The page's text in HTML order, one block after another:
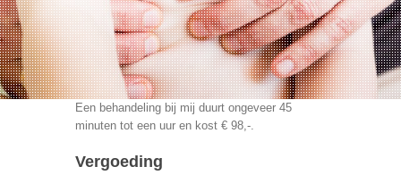
Een behandeling bij mij duurt ongeveer 45
minuten tot een uur en kost € 98,-.
Vergoeding